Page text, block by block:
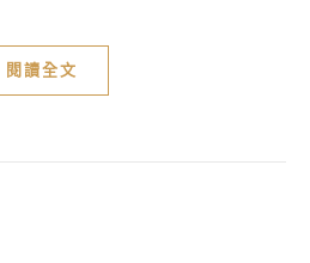
閱讀全文